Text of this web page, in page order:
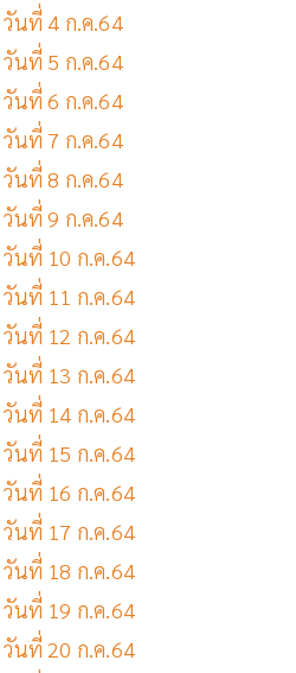
วันที่ 4 ก.ค.64
วันที่ 5 ก.ค.64
วันที่ 6 ก.ค.64
วันที่ 7 ก.ค.64
วันที่ 8 ก.ค.64
วันที่ 9 ก.ค.64
วันที่ 10 ก.ค.64
วันที่ 11 ก.ค.64
วันที่ 12 ก.ค.64
วันที่ 13 ก.ค.64
วันที่ 14 ก.ค.64
วันที่ 15 ก.ค.64
วันที่ 16 ก.ค.64
วันที่ 17 ก.ค.64
วันที่ 18 ก.ค.64
วันที่ 19 ก.ค.64
วันที่ 20 ก.ค.64